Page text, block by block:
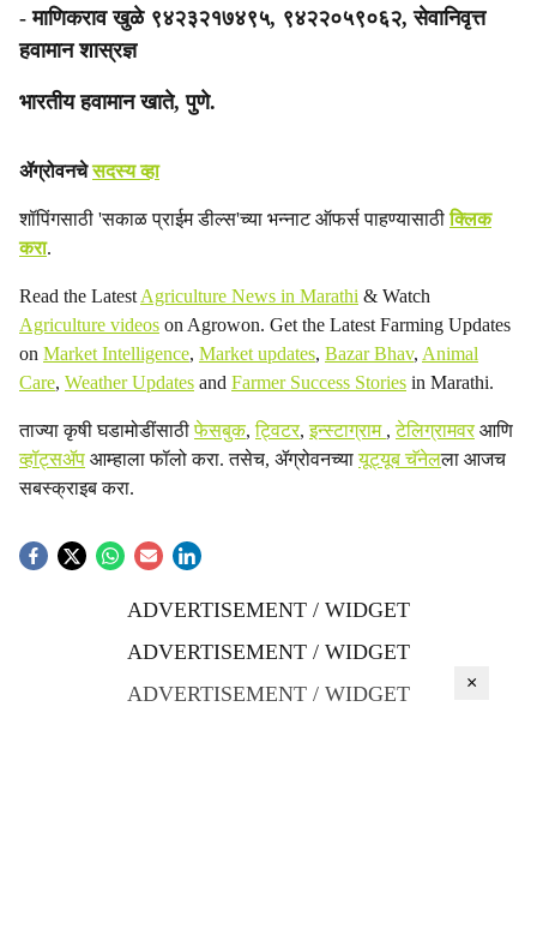
- माणिकराव खुळे ९४२३२१७४९५, ९४२२०५९०६२, सेवानिवृत्त
हवामान शास्रज्ञ
भारतीय हवामान खाते, पुणे.
ॲग्रोवनचेसदस्य व्हा
शॉपिंगसाठी 'सकाळ प्राईम डील्स'च्या भन्नाट ऑफर्स पाहण्यासाठीक्लिक
करा.
Read the Latest Agriculture News in Marathi & Watch
Agriculture videos on Agrowon. Get the Latest Farming Updates
on Market Intelligence, Market updates, Bazar Bhav, Animal
Care, Weather Updates and Farmer Success Stories in Marathi.
ताज्या कृषी घडामोडींसाठीफेसबुक,ट्विटर,इन्स्टाग्राम ,टेलिग्रामवरआणि
व्हॉट्सॲप आम्हाला फॉलो करा. तसेच, ॲग्रोवनच्यायूट्यूब चॅनेलला आजच
सबस्क्राइब करा.
ADVERTISEMENT / WIDGET
ADVERTISEMENT / WIDGET
ADVERTISEMENT / WIDGET
×